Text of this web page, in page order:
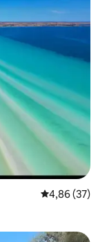
4,86 de uma
4,86 (37)